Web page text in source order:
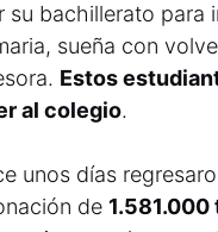
bachillerato para
sueña con
Estos
al colegio.
unos días
de 1.581.000